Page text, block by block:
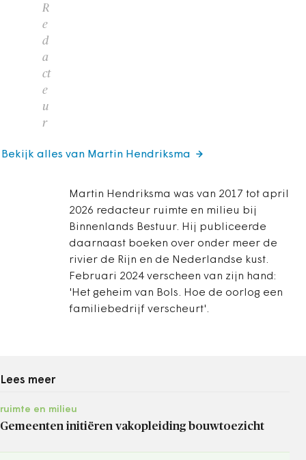
R
e
d
a
ct
e
u
r
Martin Hendriksma was van 2017 tot april
2026 redacteur ruimte en milieu bij
Binnenlands Bestuur. Hij publiceerde
daarnaast boeken over onder meer de
rivier de Rijn en de Nederlandse kust.
Februari 2024 verscheen van zijn hand:
'Het geheim van Bols. Hoe de oorlog een
familiebedrijf verscheurt'.
Bekijk alles van Martin Hendriksma
Lees meer
ruimte en milieu
Gemeenten initiëren vakopleiding bouwtoezicht